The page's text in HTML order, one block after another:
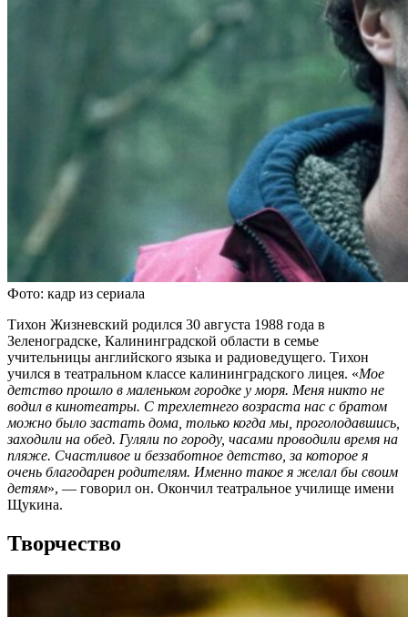
Фото: кадр из сериала
Тихон Жизневский родился 30 августа 1988 года в
Зеленоградске, Калининградской области в семье
учительницы английского языка и радиоведущего. Тихон
учился в театральном классе калининградского лицея. «Мое
детство прошло в маленьком городке у моря. Меня никто не
водил в кинотеатры. С трехлетнего возраста нас с братом
можно было застать дома, только когда мы, проголодавшись,
заходили на обед. Гуляли по городу, часами проводили время на
пляже. Счастливое и беззаботное детство, за которое я
очень благодарен родителям. Именно такое я желал бы своим
детям», — говорил он. Окончил театральное училище имени
Щукина.
Творчество